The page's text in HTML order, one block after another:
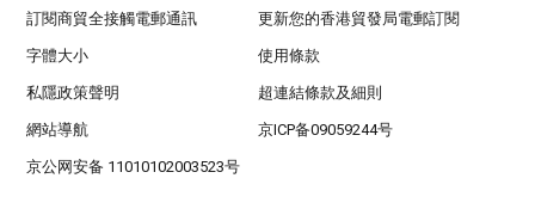
訂閱商貿全接觸電郵通訊 更新您的香港貿發局電郵訂閱
字體大小 使用條款
私隱政策聲明 超連結條款及細則
網站導航 京ICP备09059244号
京公网安备 11010102003523号